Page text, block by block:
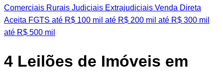
Comerciais Rurais Judiciais Extrajudiciais Venda Direta
Aceita FGTS até R$ 100 mil até R$ 200 mil até R$ 300 mil
até R$ 500 mil
4 Leilões de Imóveis em